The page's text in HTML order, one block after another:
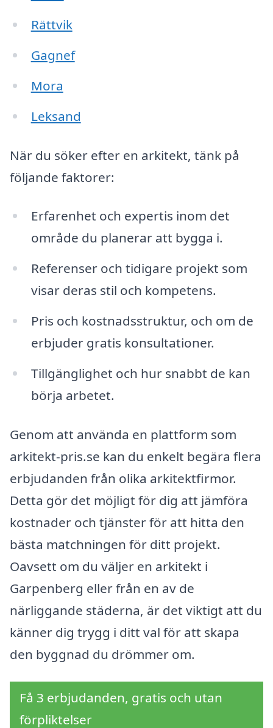
Rättvik
Gagnef
Mora
Leksand
När du söker efter en arkitekt, tänk på
följande faktorer:
Erfarenhet och expertis inom det
område du planerar att bygga i.
Referenser och tidigare projekt som
visar deras stil och kompetens.
Pris och kostnadsstruktur, och om de
erbjuder gratis konsultationer.
Tillgänglighet och hur snabbt de kan
börja arbetet.
Genom att använda en plattform som
arkitekt-pris.se kan du enkelt begära flera
erbjudanden från olika arkitektfirmor.
Detta gör det möjligt för dig att jämföra
kostnader och tjänster för att hitta den
bästa matchningen för ditt projekt.
Oavsett om du väljer en arkitekt i
Garpenberg eller från en av de
närliggande städerna, är det viktigt att du
känner dig trygg i ditt val för att skapa
den byggnad du drömmer om.
Få 3 erbjudanden, gratis och utan
förpliktelser